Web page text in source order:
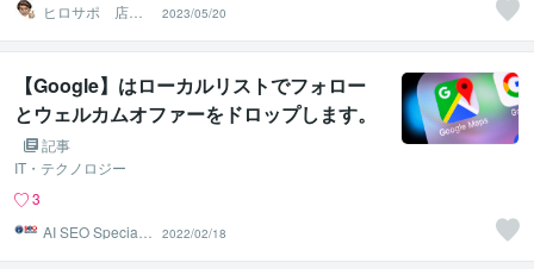
ヒロサポ 店舗
集客
2023/05/20
【Google】はローカルリストでフォロー
とウェルカムオファーをドロップします。
記事
IT・テクノロジー
3
AI SEO Specialis
2022/02/18